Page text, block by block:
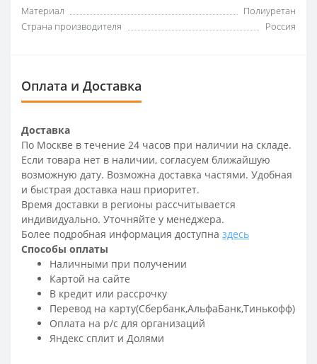
Материал
Полиуретан
Страна производителя
Россия
Оплата и Доставка
Доставка
По Москве в течение 24 часов при наличии на складе.
Если товара нет в наличии, согласуем ближайшую
возможную дату. Возможна доставка частями. Удобная
и быстрая доставка наш приоритет.
Время доставки в регионы рассчитывается
индивидуально. Уточняйте у менеджера.
Более подробная информация доступна здесь
Способы оплаты
Наличными при получении
Картой на сайте
В кредит или рассрочку
Перевод на карту(Сбербанк,АльфаБанк,Тинькофф)
Оплата на р/c для организаций
Яндекс сплит и Долями